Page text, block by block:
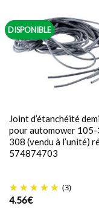
DISPONIBLE
Joint d’étanchéité
pour automower
308 (vendu à l’unité)
574874703
(3)
4.56€